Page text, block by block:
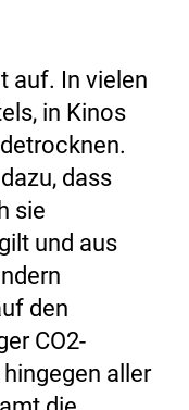
auf. In vielen
in Kinos
dass
sie
und aus
den
CO2-
aller